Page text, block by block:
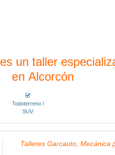
un taller
en Alcorcón
Todoterreno /
SUV
Talleres Garcauto, Mecánica